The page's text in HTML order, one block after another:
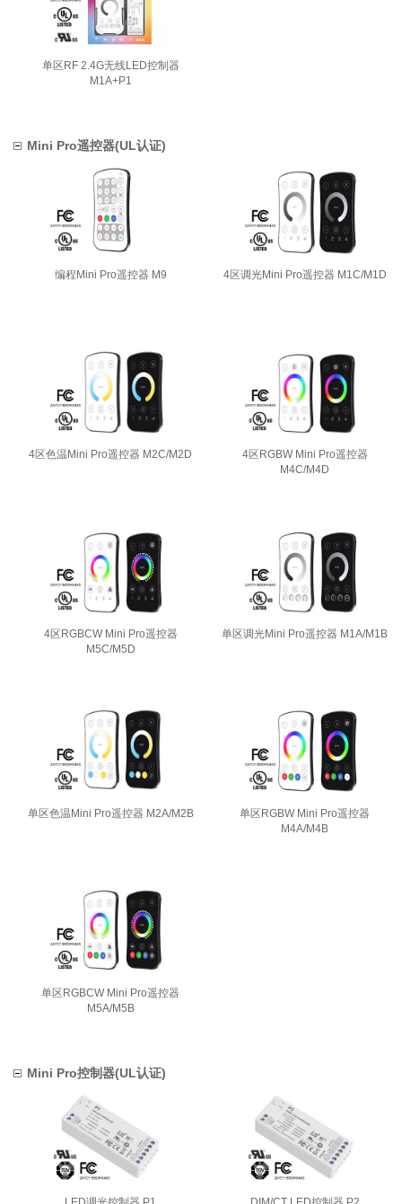
单区RF 2.4G无线LED控制器
M1A+P1
Mini Pro遥控器(UL认证)
编程Mini Pro遥控器 M9 4区调光Mini Pro遥控器 M1C/M1D
4区色温Mini Pro遥控器 M2C/M2D
4区RGBW Mini Pro遥控器
M4C/M4D
4区RGBCW Mini Pro遥控器
M5C/M5D
单区调光Mini Pro遥控器 M1A/M1B
单区色温Mini Pro遥控器 M2A/M2B
单区RGBW Mini Pro遥控器
M4A/M4B
单区RGBCW Mini Pro遥控器
M5A/M5B
Mini Pro控制器(UL认证)